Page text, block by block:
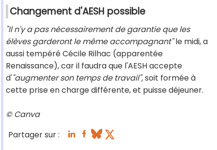
Changement d'AESH possible
"Il n'y a pas nécessairement de garantie que les
élèves garderont le même accompagnant"le midi, a
aussi tempéré Cécile Rilhac (apparentée
Renaissance), car il faudra que l'AESH accepte
d'"augmenter son temps de travail",soit formée à
cette prise en charge différente, et puisse déjeuner.
© Canva
Partager sur :